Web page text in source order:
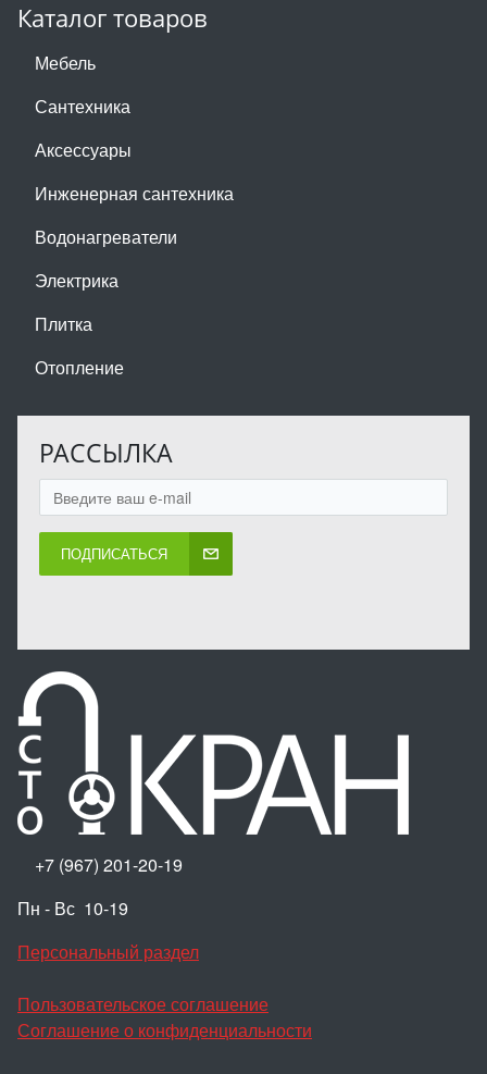
Каталог товаров
Мебель
Сантехника
Аксессуары
Инженерная сантехника
Водонагреватели
Электрика
Плитка
Отопление
РАССЫЛКА
ПОДПИСАТЬСЯ
+7 (967) 201-20-19
Пн - Вс 10-19
Персональный раздел
Пользовательское соглашение
Соглашение о конфиденциальности